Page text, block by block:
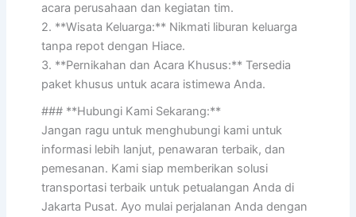
acara perusahaan dan kegiatan tim.
2. **Wisata Keluarga:** Nikmati liburan keluarga
tanpa repot dengan Hiace.
3. **Pernikahan dan Acara Khusus:** Tersedia
paket khusus untuk acara istimewa Anda.
### **Hubungi Kami Sekarang:**
Jangan ragu untuk menghubungi kami untuk
informasi lebih lanjut, penawaran terbaik, dan
pemesanan. Kami siap memberikan solusi
transportasi terbaik untuk petualangan Anda di
Jakarta Pusat. Ayo mulai perjalanan Anda dengan